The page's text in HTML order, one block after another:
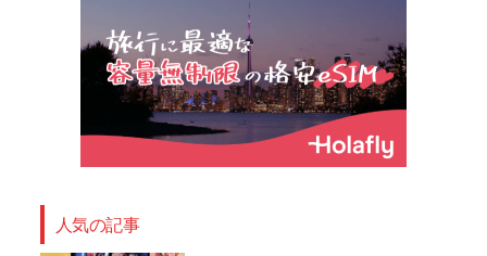
人気の記事